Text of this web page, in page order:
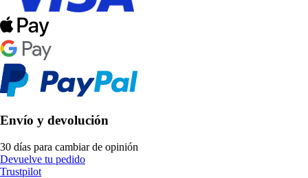
Envío y devolución
30 días para cambiar de opinión
Devuelve tu pedido
Trustpilot